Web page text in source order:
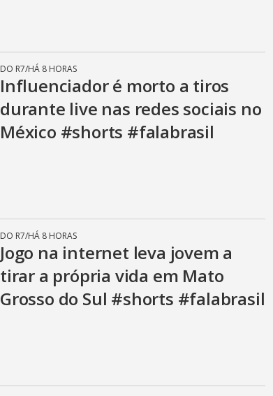
DO R7/HÁ 8 HORAS
Influenciador é morto a tiros
durante live nas redes sociais no
México #shorts #falabrasil
DO R7/HÁ 8 HORAS
Jogo na internet leva jovem a
tirar a própria vida em Mato
Grosso do Sul #shorts #falabrasil